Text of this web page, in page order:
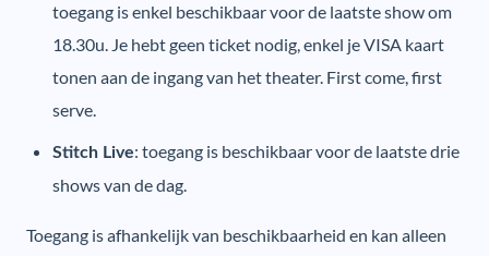
toegang is enkel beschikbaar voor de laatste show om
18.30u. Je hebt geen ticket nodig, enkel je VISA kaart
tonen aan de ingang van het theater. First come, first
serve.
Stitch Live: toegang is beschikbaar voor de laatste drie
shows van de dag.
Toegang is afhankelijk van beschikbaarheid en kan alleen